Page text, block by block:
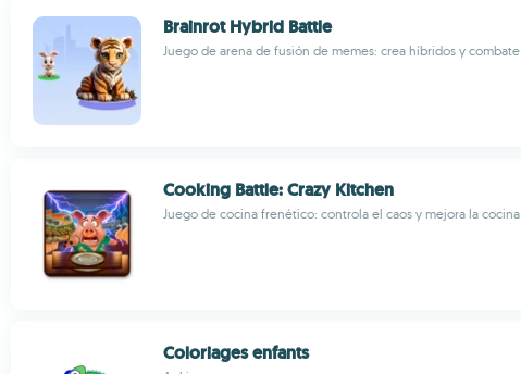
Brainrot Hybrid Battle
Juego de arena de fusión de memes: crea híbridos y combate
Cooking Battle: Crazy Kitchen
Juego de cocina frenético: controla el caos y mejora la cocina
Coloriages enfants